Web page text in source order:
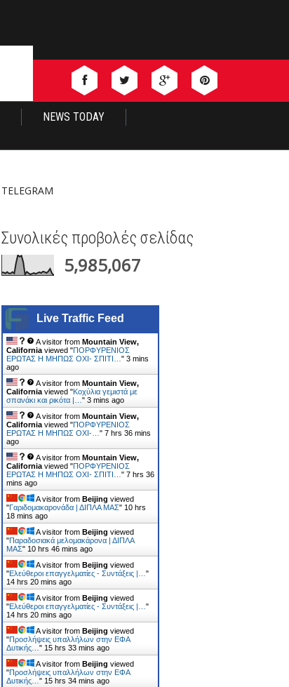
NEWS TODAY
TELEGRAM
Συνολικές προβολές σελίδας
5,985,067
Live Traffic Feed
A visitor fromMountain View,
California viewed "ΠΟΡΦΥΡΕΝΙΟΣ
ΕΡΩΤΑΣ Η ΜΗΠΩΣ ΟΧΙ- ΣΠΙΤΙ…"3 mins
ago
A visitor fromMountain View,
California viewed "Κοχύλια γεμιστά με
σπανάκι και ρικότα |…"3 mins ago
A visitor fromMountain View,
California viewed "ΠΟΡΦΥΡΕΝΙΟΣ
ΕΡΩΤΑΣ Η ΜΗΠΩΣ ΟΧΙ-…"7 hrs 36 mins
ago
A visitor fromMountain View,
California viewed "ΠΟΡΦΥΡΕΝΙΟΣ
ΕΡΩΤΑΣ Η ΜΗΠΩΣ ΟΧΙ- ΣΠΙΤΙ…"7 hrs 36
mins ago
A visitor fromBeijing viewed
"Γαριδομακαρονάδα | ΔΙΠΛΑ ΜΑΣ" 10 hrs
18 mins ago
A visitor fromBeijing viewed
"Παραδοσιακά μελομακάρονα | ΔΙΠΛΑ
ΜΑΣ" 10 hrs 46 mins ago
A visitor fromBeijing viewed
"Ελεύθεροι επαγγελματίες - Συντάξεις |…"
14 hrs 20 mins ago
A visitor fromBeijing viewed
"Ελεύθεροι επαγγελματίες - Συντάξεις |…"
14 hrs 20 mins ago
A visitor fromBeijing viewed
"Προσλήψεις υπαλλήλων στην ΕΦΑ
Δυτικής…" 15 hrs 33 mins ago
A visitor fromBeijing viewed
"Προσλήψεις υπαλλήλων στην ΕΦΑ
Δυτικής…" 15 hrs 34 mins ago